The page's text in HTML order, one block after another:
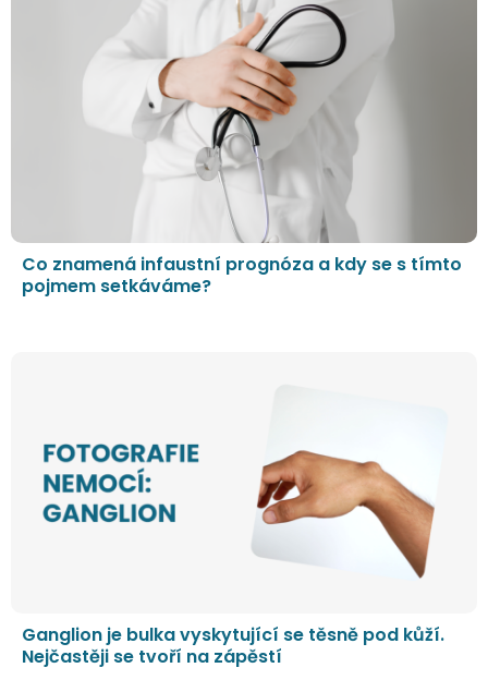
Co znamená infaustní prognóza a kdy se s tímto
pojmem setkáváme?
Ganglion je bulka vyskytující se těsně pod kůží.
Nejčastěji se tvoří na zápěstí